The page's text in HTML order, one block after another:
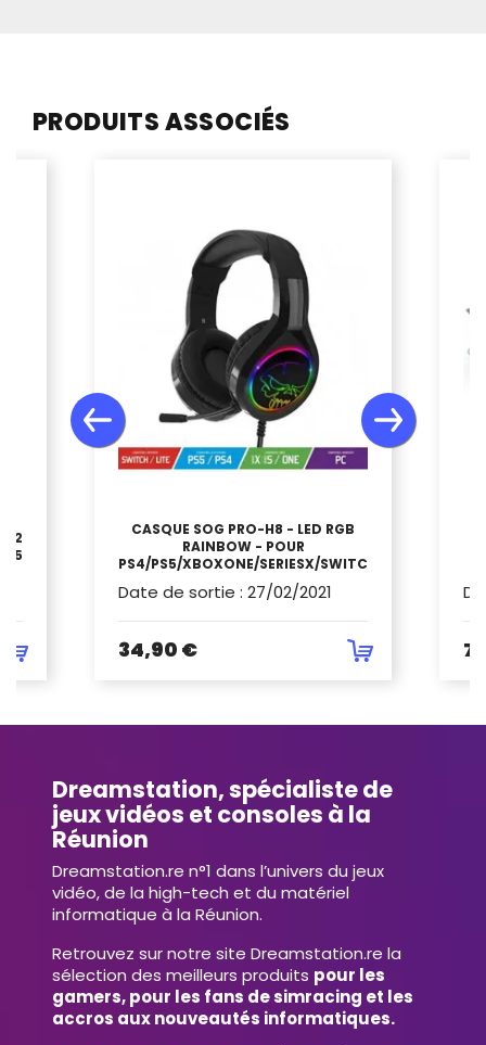
PRODUITS ASSOCIÉS
CASQUE SOG PRO-H8 - LED RGB
RAINBOW - POUR
PS4/PS5/XBOXONE/SERIESX/SWITCH/PC
Date de sortie : 27/02/2021
34,90 €
Dreamstation, spécialiste de
jeux vidéos et consoles à la
Réunion
Dreamstation.re n°1 dans l’univers du jeux
vidéo, de la high-tech et du matériel
informatique à la Réunion.
Retrouvez sur notre site Dreamstation.re la
sélection des meilleurs produits pour les
gamers, pour les fans de simracing et les
accros aux nouveautés informatiques.